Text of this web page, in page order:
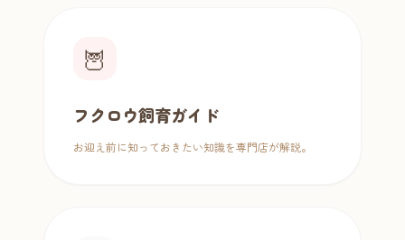
🦉
フクロウ飼育ガイド
お迎え前に知っておきたい知識を専門店が解説。